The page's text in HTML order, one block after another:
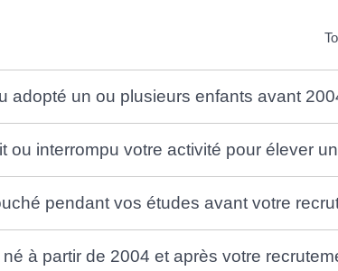
adopté un ou plusieurs enfants avant
ou interrompu votre activité pour élever
pendant vos études avant votre
à partir de 2004 et après votre